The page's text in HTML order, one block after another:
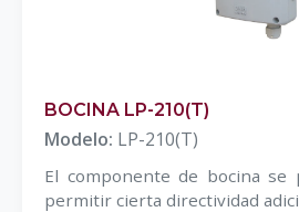
BOCINA LP-210(T)
Modelo: LP-210(T)
El componente de bocina se
permitir cierta directividad